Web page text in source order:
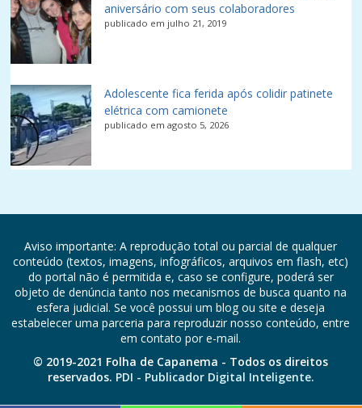
aniversário com seus colaboradores
publicado em julho 21, 2019
Adolescente fica ferida após colidir patinete
elétrica com camionete
publicado em agosto 5, 2026
Aviso importante: A reprodução total ou parcial de qualquer
conteúdo (textos, imagens, infográficos, arquivos em flash, etc)
do portal não é permitida e, caso se configure, poderá ser
objeto de denúncia tanto nos mecanismos de busca quanto na
esfera judicial. Se você possui um blog ou site e deseja
estabelecer uma parceria para reproduzir nosso conteúdo, entre
em contato por e-mail.
© 2019-2021 Folha de Capanema - Todos os direitos
reservados. PDI - Publicador Digital Inteligente.